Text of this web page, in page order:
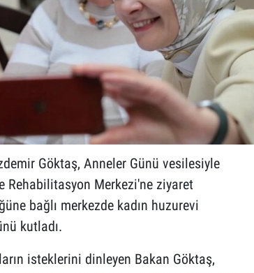
Göktaş, Anneler Günü vesilesiyle
Rehabilitasyon Merkezi'ne ziyaret
bağlı merkezde kadın huzurevi
kutladı.
isteklerini dinleyen Bakan Göktaş,